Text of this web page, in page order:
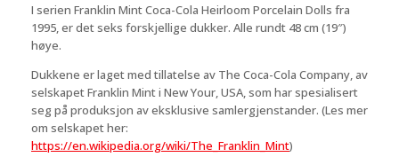
I serien Franklin Mint Coca-Cola Heirloom Porcelain Dolls fra
1995, er det seks forskjellige dukker. Alle rundt 48 cm (19″)
høye.
Dukkene er laget med tillatelse av The Coca-Cola Company, av
selskapet Franklin Mint i New Your, USA, som har spesialisert
seg på produksjon av eksklusive samlergjenstander. (Les mer
om selskapet her:
https://en.wikipedia.org/wiki/The_Franklin_Mint)